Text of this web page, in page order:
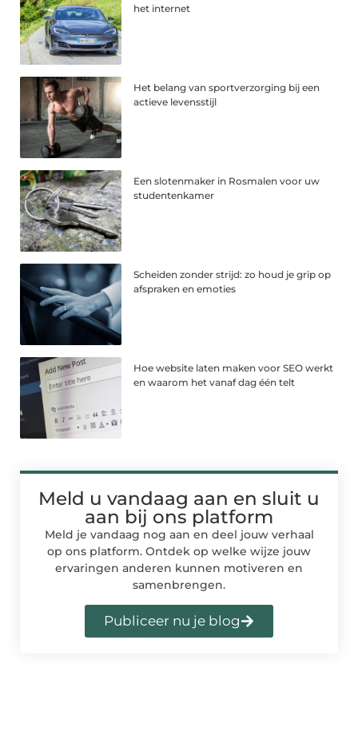
het internet
Het belang van sportverzorging bij een
actieve levensstijl
Een slotenmaker in Rosmalen voor uw
studentenkamer
Scheiden zonder strijd: zo houd je grip op
afspraken en emoties
Hoe website laten maken voor SEO werkt
en waarom het vanaf dag één telt
Meld u vandaag aan en sluit u
aan bij ons platform
Meld je vandaag nog aan en deel jouw verhaal
op ons platform. Ontdek op welke wijze jouw
ervaringen anderen kunnen motiveren en
samenbrengen.
Publiceer nu je blog